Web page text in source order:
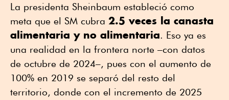
La presidenta Sheinbaum estableció como
meta que el SM cubra 2.5 veces la canasta
alimentaria y no alimentaria. Eso ya es
una realidad en la frontera norte –con datos
de octubre de 2024–, pues con el aumento de
100% en 2019 se separó del resto del
territorio, donde con el incremento de 2025